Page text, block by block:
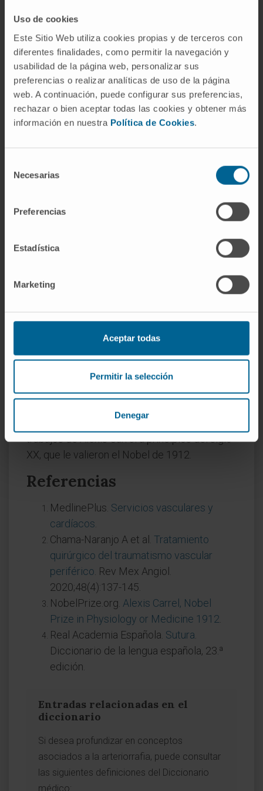
Uso de cookies
Este Sitio Web utiliza cookies propias y de terceros con
diferentes finalidades, como permitir la navegación y
usabilidad de la página web, personalizar sus
preferencias o realizar analíticas de uso de la página
web. A continuación, puede configurar sus preferencias,
rechazar o bien aceptar todas las cookies y obtener más
información en nuestra Política de Cookies.
Necesarias
Preferencias
Estadística
Marketing
Aceptar todas
Permitir la selección
Denegar
con una anastomosis terminoterminal, pero la
cierre de una herida parietal sin sección
completa.
¿Qué ocurre si la herida arterial es
demasiado grande para una sutura
directa?
pared es igual o superior a un centímetro, la
sutura directa produce estrechamiento del
vaso. En esos casos se opta por un parche (de
vena autóloga o de material sintético como el
si los cabos pueden aproximarse sin tensión,
invertido.
arteriorrafia?
El primer caso registrado corresponde a
Hallowell en 1759, que reparó la arteria
humeral en Newcastle, Inglaterra. La técnica
era rudimentaria y los resultados,
convirtió en un procedimiento fiable hasta los
trabajos de Alexis Carrel a principios del siglo
XX, que le valieron el Nobel de 1912.
Referencias
MedlinePlus. Servicios vasculares y
cardíacos
Chama-Naranjo A et al. Tratamiento
quirúrgico del traumatismo vascular
periférico . Rev Mex Angiol.
2020;48(4):137-145.
NobelPrize.org. Alexis Carrel, Nobel
Prize in Physiology or Medicine 1912
Real Academia Española. Sutura
Diccionario de la lengua española, 23.ª
edición.
Entradas relacionadas en el
diccionario
Si desea profundizar en conceptos
asociados a la arteriorrafia, puede consultar
las siguientes definiciones del Diccionario
médico: